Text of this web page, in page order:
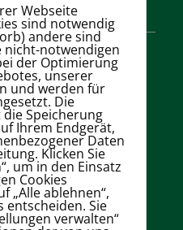
Tennisvereine
Mannschaften in
Herren und
Webseite
sind notwendig
andere sind
nicht-notwendigen
der Optimierung
unserer
und werden für
Die
Speicherung
Ihrem Endgerät,
Daten
Klicken Sie
um in den Einsatz
Cookies
„Alle ablehnen“,
entscheiden. Sie
verwalten“